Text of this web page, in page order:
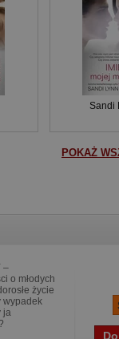
Sandi
POKAŻ
–
o młodych
życie
wypadek
ja